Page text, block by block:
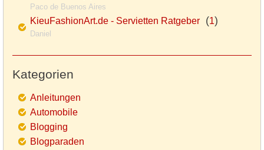
Paco de Buenos Aires
KieuFashionArt.de - Servietten Ratgeber (1)
Daniel
Kategorien
Anleitungen
Automobile
Blogging
Blogparaden